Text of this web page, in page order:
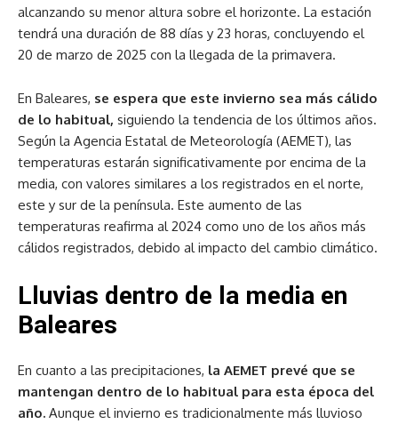
alcanzando su menor altura sobre el horizonte. La estación
tendrá una duración de 88 días y 23 horas, concluyendo el
20 de marzo de 2025 con la llegada de la primavera.
En Baleares, se espera que este invierno sea más cálido
de lo habitual, siguiendo la tendencia de los últimos años.
Según la Agencia Estatal de Meteorología (AEMET), las
temperaturas estarán significativamente por encima de la
media, con valores similares a los registrados en el norte,
este y sur de la península. Este aumento de las
temperaturas reafirma al 2024 como uno de los años más
cálidos registrados, debido al impacto del cambio climático.
Lluvias dentro de la media en
Baleares
En cuanto a las precipitaciones, la AEMET prevé que se
mantengan dentro de lo habitual para esta época del
año. Aunque el invierno es tradicionalmente más lluvioso